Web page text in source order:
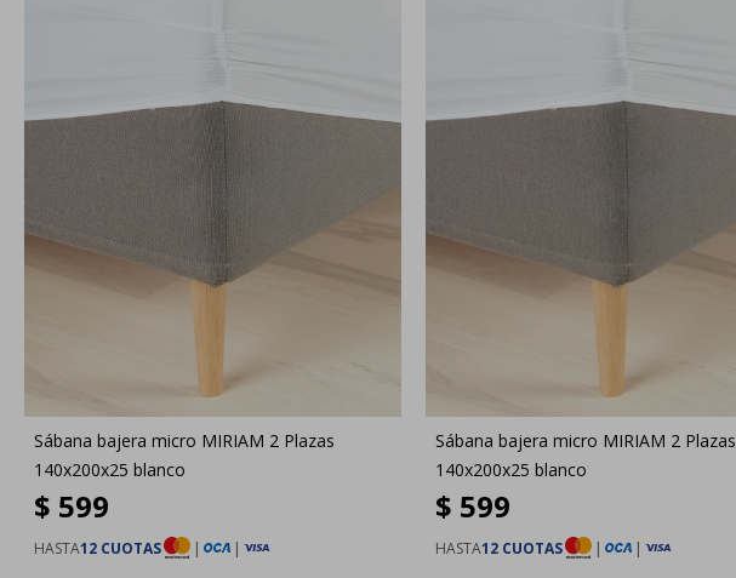
Sábana bajera micro MIRIAM 2 Plazas
140x200x25 blanco
$ 599
HASTA12 CUOTAS | |
Sábana bajera micro MIRIAM 2 Plazas
140x200x25 blanco
$ 599
HASTA12 CUOTAS | |